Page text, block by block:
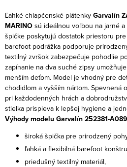
Ľahké chlapčenské plátenky Garvalín
MARINO sú ideálnou voľbou na jarné
špičke poskytujú dostatok priestoru
barefoot podrážka podporuje
textilný zvršok zabezpečuje pohodlie
zapínanie na dva suché zipsy
menším deťom. Model je vhodný pre
chodidlom a vyšším nártom. Spevnená
pri každodenných hrách a
stielka prispieva k lepšej hygiene a
Výhody modelu Garvalín 252381-
široká špička pre prirodzený
ľahká a flexibilná barefoot
priedušný textilný materiál,